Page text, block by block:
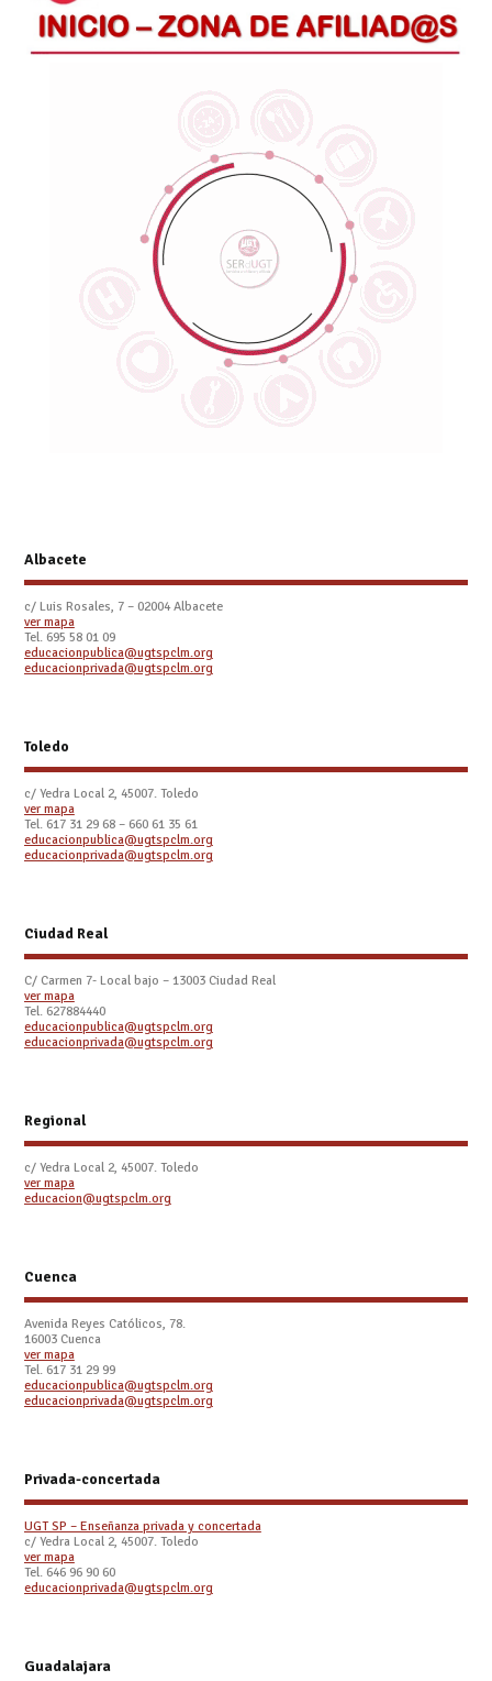
Albacete
c/ Luis Rosales, 7 – 02004 Albacete
ver mapa
Tel. 695 58 01 09
educacionpublica@ugtspclm.org
educacionprivada@ugtspclm.org
Toledo
c/ Yedra Local 2, 45007. Toledo
ver mapa
Tel. 617 31 29 68 – 660 61 35 61
educacionpublica@ugtspclm.org
educacionprivada@ugtspclm.org
Ciudad Real
C/ Carmen 7- Local bajo – 13003 Ciudad Real
ver mapa
Tel. 627884440
educacionpublica@ugtspclm.org
educacionprivada@ugtspclm.org
Regional
c/ Yedra Local 2, 45007. Toledo
ver mapa
educacion@ugtspclm.org
Cuenca
Avenida Reyes Católicos, 78.
16003 Cuenca
ver mapa
Tel. 617 31 29 99
educacionpublica@ugtspclm.org
educacionprivada@ugtspclm.org
Privada-concertada
UGT SP – Enseñanza privada y concertada
c/ Yedra Local 2, 45007. Toledo
ver mapa
Tel. 646 96 90 60
educacionprivada@ugtspclm.org
Guadalajara